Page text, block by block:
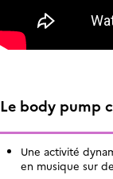
Le body pump
Une activité
en musique sur